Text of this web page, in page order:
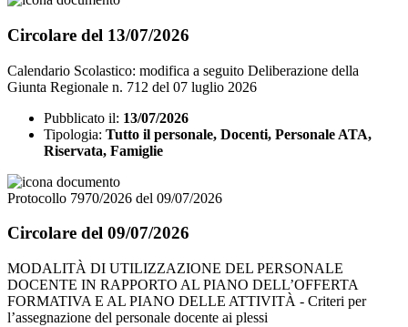
Circolare del 13/07/2026
Calendario Scolastico: modifica a seguito Deliberazione della
Giunta Regionale n. 712 del 07 luglio 2026
Pubblicato il: 13/07/2026
Tipologia: Tutto il personale, Docenti, Personale ATA,
Riservata, Famiglie
Protocollo 7970/2026 del 09/07/2026
Circolare del 09/07/2026
MODALITÀ DI UTILIZZAZIONE DEL PERSONALE
DOCENTE IN RAPPORTO AL PIANO DELL’OFFERTA
FORMATIVA E AL PIANO DELLE ATTIVITÀ - Criteri per
l’assegnazione del personale docente ai plessi